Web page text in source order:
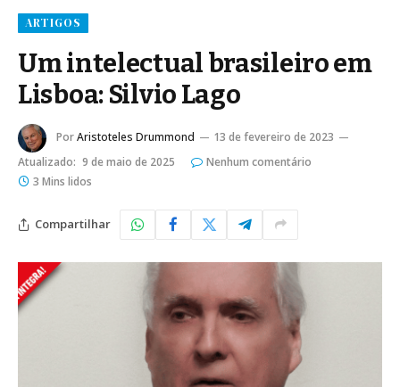
ARTIGOS
Um intelectual brasileiro em
Lisboa: Silvio Lago
PorAristoteles Drummond
13 de fevereiro de 2023
Atualizado: 9 de maio de 2025
Nenhum comentário
3 Mins lidos
Compartilhar